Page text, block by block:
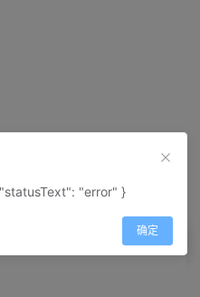
区图 "error" }
确定